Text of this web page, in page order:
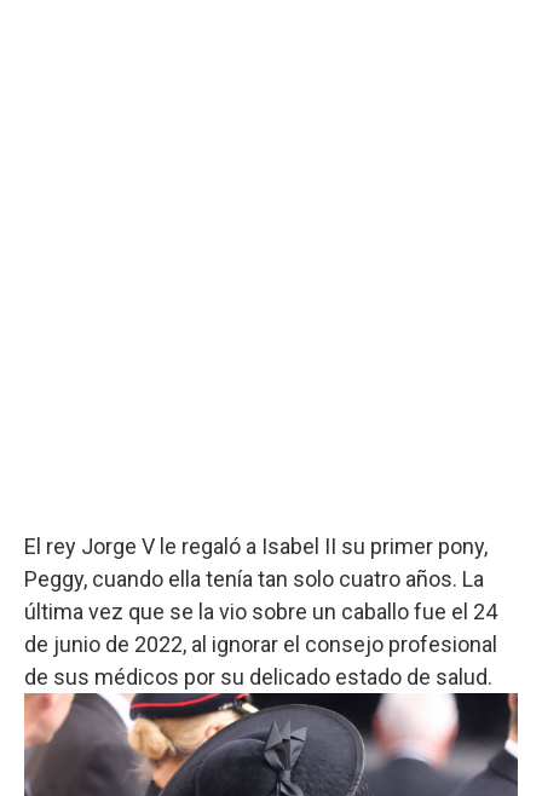
El rey Jorge V le regaló a Isabel II su primer pony,
Peggy, cuando ella tenía tan solo cuatro años. La
última vez que se la vio sobre un caballo fue el 24
de junio de 2022, al ignorar el consejo profesional
de sus médicos por su delicado estado de salud.